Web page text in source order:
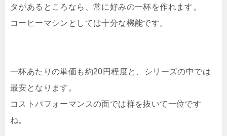
タがあるところなら、常に好みの一杯を作れます。
コーヒーマシンとしては十分な機能です。
一杯あたりの単価も約20円程度と、シリーズの中では
最安となります。
コストパフォーマンスの面では群を抜いて一位です
ね。